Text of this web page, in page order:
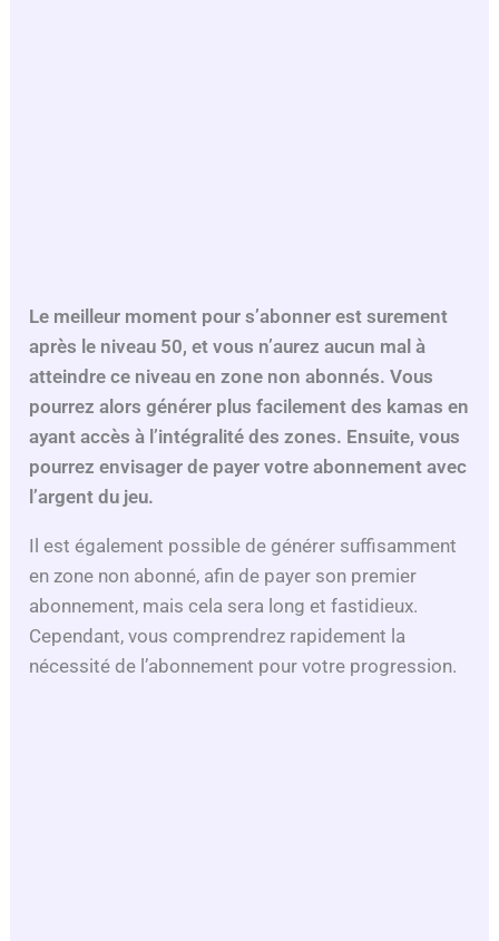
Le meilleur moment pour s’abonner est surement
après le niveau 50, et vous n’aurez aucun mal à
atteindre ce niveau en zone non abonnés. Vous
pourrez alors générer plus facilement des kamas en
ayant accès à l’intégralité des zones. Ensuite, vous
pourrez envisager de payer votre abonnement avec
l’argent du jeu.
Il est également possible de générer suffisamment
en zone non abonné, afin de payer son premier
abonnement, mais cela sera long et fastidieux.
Cependant, vous comprendrez rapidement la
nécessité de l’abonnement pour votre progression.